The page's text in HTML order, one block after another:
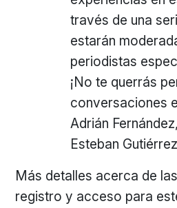
través de una
estarán
periodistas
¡No te querrás
conversaciones
Adrián
Esteban
Más detalles acerca de
registro y acceso para